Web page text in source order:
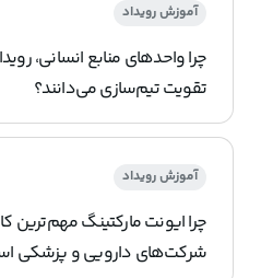
آموزش رویداد
چرا واحدهای منابع انسانی،
تقویت تیم‌سازی می‌دانند؟
آموزش رویداد
چرا ایونت مارکتینگ مهم‌ترین
شرکت‌های دارویی و پزشکی